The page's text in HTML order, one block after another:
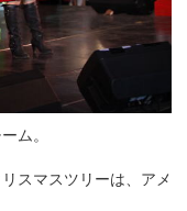
ム。
スマスツリーは、アメ